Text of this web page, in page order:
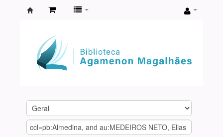
Agamenon
Magalhães